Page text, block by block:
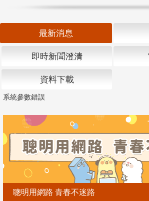
最新消息
即時新聞澄清
資料下載
系統參數錯誤
聰明用網路 青春不迷路